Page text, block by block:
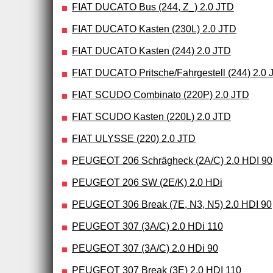
FIAT DUCATO Bus (244, Z_) 2.0 JTD
FIAT DUCATO Kasten (230L) 2.0 JTD
FIAT DUCATO Kasten (244) 2.0 JTD
FIAT DUCATO Pritsche/Fahrgestell (244) 2.0
FIAT SCUDO Combinato (220P) 2.0 JTD
FIAT SCUDO Kasten (220L) 2.0 JTD
FIAT ULYSSE (220) 2.0 JTD
PEUGEOT 206 Schrägheck (2A/C) 2.0 HDI 90
PEUGEOT 206 SW (2E/K) 2.0 HDi
PEUGEOT 306 Break (7E, N3, N5) 2.0 HDI 90
PEUGEOT 307 (3A/C) 2.0 HDi 110
PEUGEOT 307 (3A/C) 2.0 HDi 90
PEUGEOT 307 Break (3E) 2.0 HDI 110